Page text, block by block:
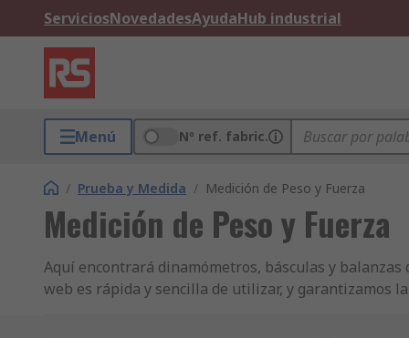
ServiciosNovedadesAyudaHub industrial
Menú Nº ref. fabric.
/ Prueba y Medida / Medición de Peso y Fuerza
Medición de Peso y Fuerza
Aquí encontrará dinamómetros, básculas y
web es rápida y sencilla de utilizar, y garantizamos